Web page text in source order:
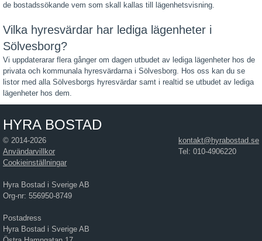
de bostadssökande vem som skall kallas till lägenhetsvisning.
Vilka hyresvärdar har lediga lägenheter i
Sölvesborg?
Vi uppdaterarar flera gånger om dagen utbudet av lediga lägenheter hos de
privata och kommunala hyresvärdarna i Sölvesborg. Hos oss kan du se
listor med alla Sölvesborgs hyresvärdar samt i realtid se utbudet av lediga
lägenheter hos dem.
HYRA BOSTAD
kontakt@hyrabostad.se
Tel: 010-4906220
© 2014-2026
Användarvillkor
Cookieinställningar
Hyra Bostad i Sverige AB
Org-nr: 556950-8749
Postadress
Hyra Bostad i Sverige AB